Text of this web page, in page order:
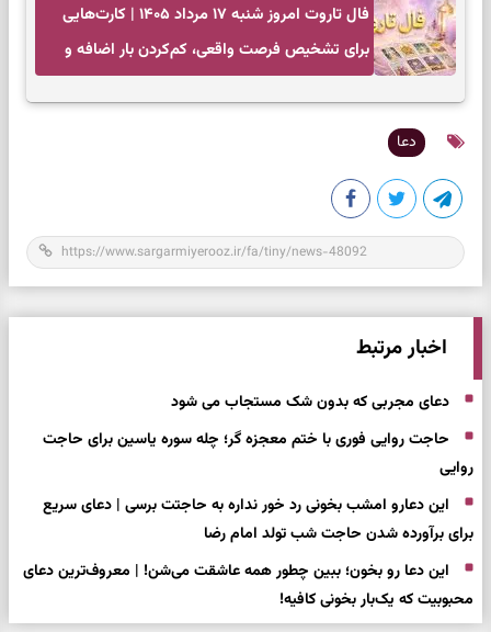
فال تاروت امروز شنبه ۱۷ مرداد ۱۴۰۵ | کارت‌هایی
برای تشخیص فرصت واقعی، کم‌کردن بار اضافه و
دعا
اخبار مرتبط
دعای مجربی که بدون شک مستجاب می شود
حاجت روایی فوری با ختم معجزه گر؛ چله سوره یاسین برای حاجت
روایی
این دعارو امشب بخونی رد خور نداره به حاجتت برسی | دعای سریع
برای برآورده شدن حاجت شب تولد امام رضا
این دعا رو بخون؛ ببین چطور همه عاشقت می‌شن! | معروف‌ترین دعای
محبوبیت که یک‌بار بخونی کافیه!